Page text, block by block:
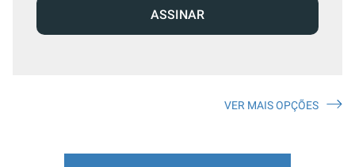
ASSINAR
VER MAIS OPÇÕES